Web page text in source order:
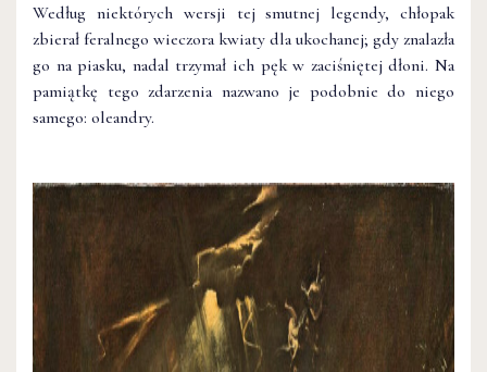
Według niektórych wersji tej smutnej legendy, chłopak
zbierał feralnego wieczora kwiaty dla ukochanej; gdy znalazła
go na piasku, nadal trzymał ich pęk w zaciśniętej dłoni. Na
pamiątkę tego zdarzenia nazwano je podobnie do niego
samego: oleandry.